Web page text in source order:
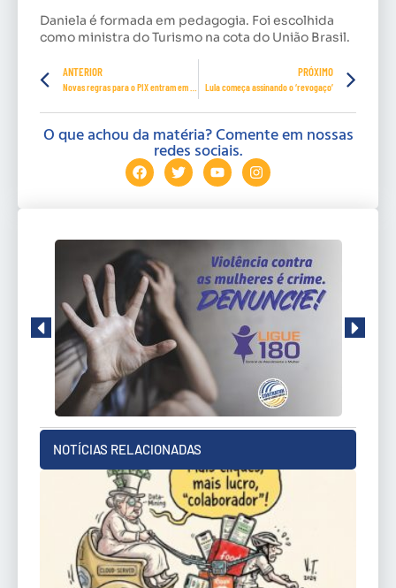
Daniela é formada em pedagogia. Foi escolhida
como ministra do Turismo na cota do União Brasil.
ANTERIOR PRÓXIMO
Lula começa assinando o ‘revogaço’
O que achou da matéria? Comente em nossas
redes sociais.
NOTÍCIAS RELACIONADAS